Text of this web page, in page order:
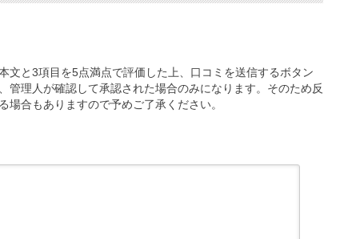
文と3項目を5点満点で評価した上、口コミを送信するボタン
管理人が確認して承認された場合のみになります。そのため反
合もありますので予めご了承ください。